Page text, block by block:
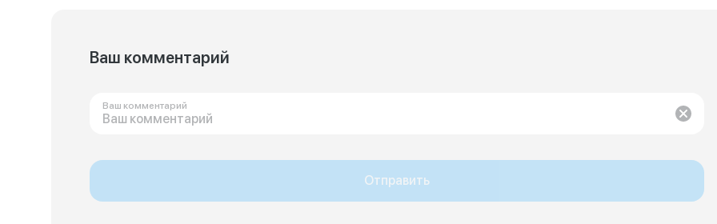
Ваш комментарий
Ваш комментарий
Отправить